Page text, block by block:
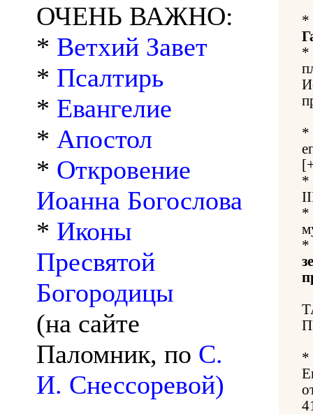
ОЧЕНЬ ВАЖНО:
* Ветхий Завет
* Псалтирь
* Евангелие
* Апостол
* Откровение
Иоанна Богослова
* Иконы
Пресвятой
Богородицы
(на сайте
Паломник, по С.
И. Снессоревой)
*
*
*
*
*
*
*